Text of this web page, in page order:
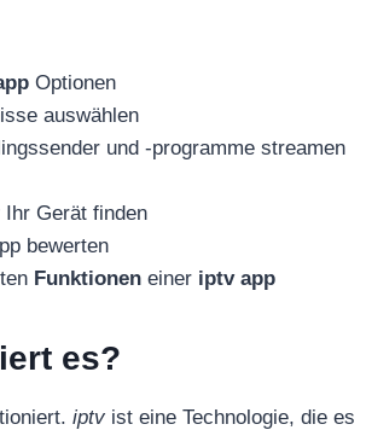
Optionen
auswählen
und -programme streamen
Ihr Gerät finden
bewerten
Funktionen einer iptv app
es?
iptv ist eine Technologie, die es